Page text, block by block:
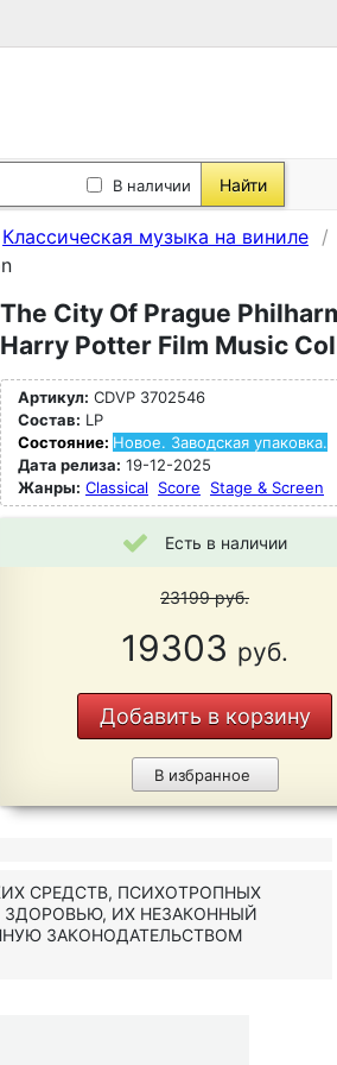
В наличии Найти
Классическая музыка на виниле
The City Of Prague
Harry Potter Film Music
Артикул: CDVP 3702546
Состав: LP
Состояние: Новое. Заводская упаковка.
Дата релиза: 19-12-2025
Жанры: Classical Score Stage & Screen
Есть в наличии
23199руб.
19303 руб.
Добавить в корзину
В избранное
СРЕДСТВ, ПСИХОТРОПНЫХ
ЗДОРОВЬЮ, ИХ НЕЗАКОННЫЙ
ЗАКОНОДАТЕЛЬСТВОМ